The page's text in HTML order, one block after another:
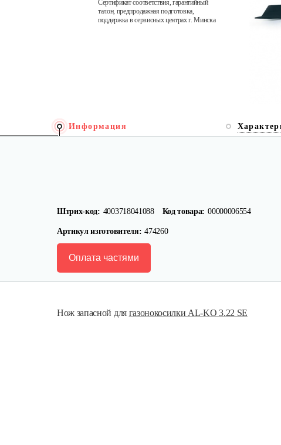
Сертификат соответствия, гарантийный
талон, предпродажная подготовка,
поддержка в сервисных центрах г. Минска
Информация
Штрих-код: 4003718041088 Код товара: 00000006554
Артикул изготовителя: 474260
Оплата частями
Нож запасной для газонокосилки AL-KO 3.22 SE